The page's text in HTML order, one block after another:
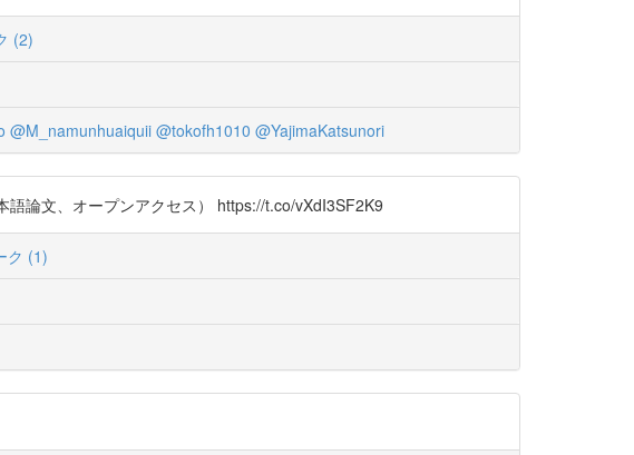
(2)
@M_namunhuaiquii @tokofh1010 @YajimaKatsunori
論文、オープンアクセス） https://t.co/vXdI3SF2K9
ク (1)